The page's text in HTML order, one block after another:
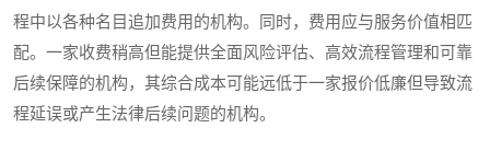
程中以各种名目追加费用的机构。同时，费用应与服务价值相匹
配。一家收费稍高但能提供全面风险评估、高效流程管理和可靠
后续保障的机构，其综合成本可能远低于一家报价低廉但导致流
程延误或产生法律后续问题的机构。